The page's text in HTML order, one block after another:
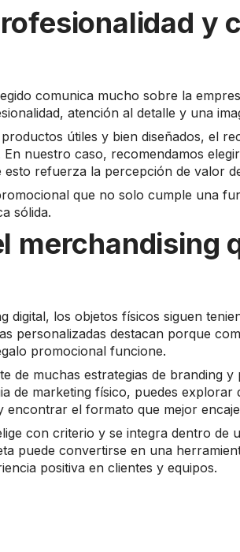
y
comunica mucho sobre la
atención al detalle y una
útiles y bien diseñados, el
nuestro caso, recomendamos
esto refuerza la percepción de valor
que no solo cumple una
sólida.
merchandising
digital, los objetos físicos siguen
personalizadas destacan porque
promocional funcione.
de muchas estrategias de branding
de marketing físico, puedes explorar
encontrar el formato que mejor
con criterio y se integra dentro
puede convertirse en una
positiva en clientes y equipos.